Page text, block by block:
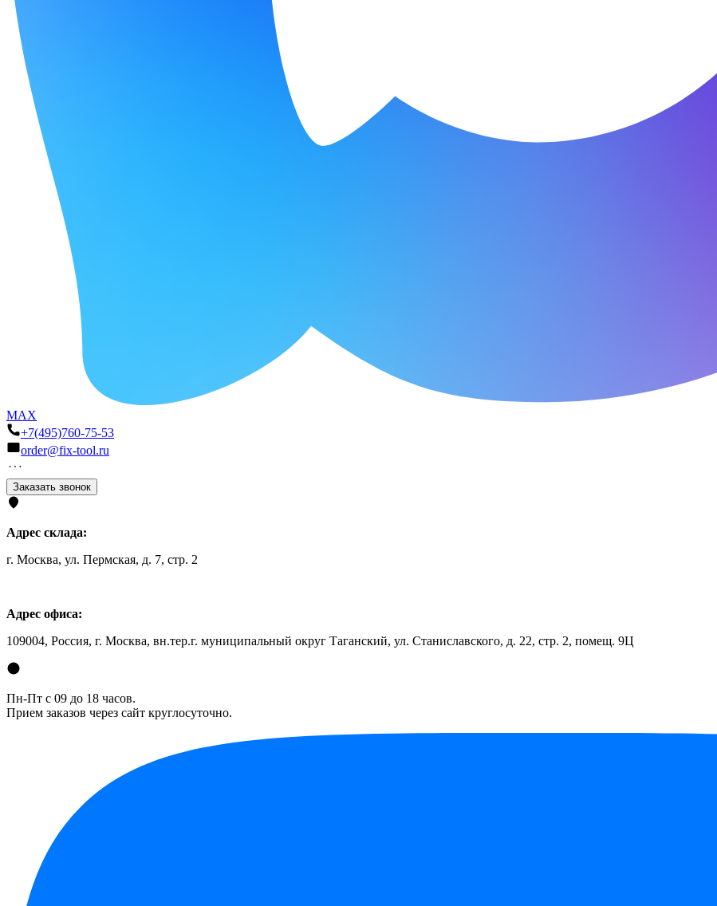
MAX
+7(495)760-75-53
order@fix-tool.ru
Заказать звонок
Адрес склада:
г. Москва, ул. Пермская, д. 7, стр. 2
Адрес офиса:
109004, Россия, г. Москва, вн.тер.г. муниципальный округ Таганский, ул. Станиславского, д. 22, стр. 2, помещ. 9Ц
Пн-Пт с 09 до 18 часов.
Прием заказов через сайт круглосуточно.